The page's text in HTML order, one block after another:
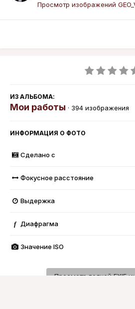
Просмотр изображений
ИЗ АЛЬБОМА:
Мои работы · 394 изображения
ИНФОРМАЦИЯ О ФОТО
Сделано с
Фокусное расстояние
Выдержка
f Диафрагма
Значение ISO
Просмотр полной EXIF